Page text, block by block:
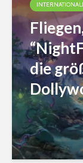
die